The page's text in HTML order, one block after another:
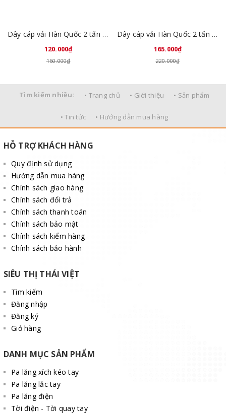
Dây cáp vải Hàn Quốc 2 tấn 1 mét
120.000₫
160.000₫
Dây cáp vải Hàn Quốc 2 tấn 2 mét
165.000₫
220.000₫
Tìm kiếm nhiều: • Trang chủ • Giới thiệu • Sản phẩm
• Tin tức • Hướng dẫn mua hàng
HỖ TRỢ KHÁCH HÀNG
Quy định sử dụng
Hướng dẫn mua hàng
Chính sách giao hàng
Chính sách đổi trả
Chính sách thanh toán
Chính sách bảo mật
Chính sách kiểm hàng
Chính sách bảo hành
SIÊU THỊ THÁI VIỆT
Tìm kiếm
Đăng nhập
Đăng ký
Giỏ hàng
DANH MỤC SẢN PHẨM
Pa lăng xích kéo tay
Pa lăng lắc tay
Pa lăng điện
Tời điện - Tời quay tay